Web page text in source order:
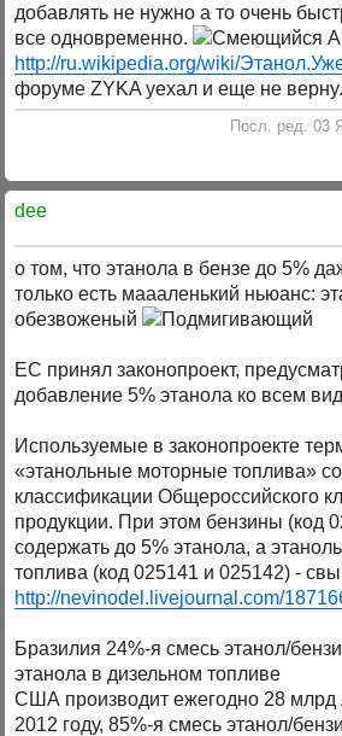
добавлять не нужно а то очень
все одновременно.
http://ru.wikipedia.org/wiki/
форуме ZYKA уехал и еще не
Посл. ред. 03
dee
о том, что этанола в бензе до 5%
только есть маааленький ньюанс:
обезвоженый
ЕС принял законопроект,
добавление 5% этанола ко всем
Используемые в законопроекте
«этанольные моторные топлива»
классификации Общероссийского
продукции. При этом бензины (код
содержать до 5% этанола, а
топлива (код 025141 и 025142) -
http://nevinodel.livejournal.com/
Бразилия 24%-я смесь этанол/
этанола в дизельном топливе
США производит ежегодно 28 млрд
2012 году, 85%-я смесь этанол/